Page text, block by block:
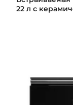
22 л с